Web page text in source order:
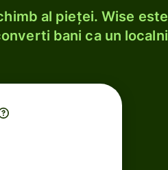
al pieței. Wise este
bani ca un